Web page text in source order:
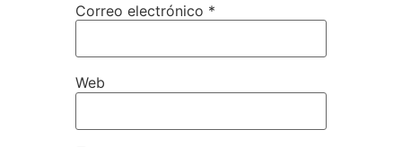
Correo electrónico *
Web